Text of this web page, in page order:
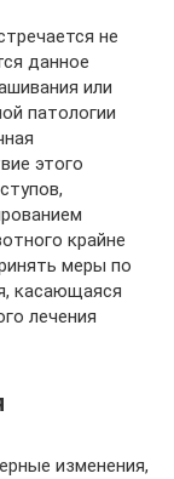
не
данное
или
патологии
этого
крайне
меры по
касающаяся
лечения
изменения,